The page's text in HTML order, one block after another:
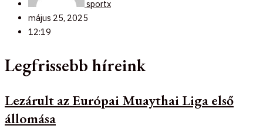
sportx
május 25, 2025
12:19
Legfrissebb híreink
Lezárult az Európai Muaythai Liga első
állomása